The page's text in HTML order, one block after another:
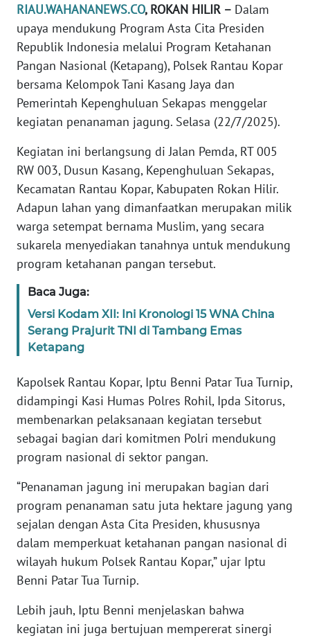
RIAU.WAHANANEWS.CO, ROKAN HILIR – Dalam
upaya mendukung Program Asta Cita Presiden
Republik Indonesia melalui Program Ketahanan
Pangan Nasional (Ketapang), Polsek Rantau Kopar
bersama Kelompok Tani Kasang Jaya dan
Pemerintah Kepenghuluan Sekapas menggelar
kegiatan penanaman jagung. Selasa (22/7/2025).
Kegiatan ini berlangsung di Jalan Pemda, RT 005
RW 003, Dusun Kasang, Kepenghuluan Sekapas,
Kecamatan Rantau Kopar, Kabupaten Rokan Hilir.
Adapun lahan yang dimanfaatkan merupakan milik
warga setempat bernama Muslim, yang secara
sukarela menyediakan tanahnya untuk mendukung
program ketahanan pangan tersebut.
Baca Juga:
Versi Kodam XII: Ini Kronologi 15 WNA China
Serang Prajurit TNI di Tambang Emas
Ketapang
Kapolsek Rantau Kopar, Iptu Benni Patar Tua Turnip,
didampingi Kasi Humas Polres Rohil, Ipda Sitorus,
membenarkan pelaksanaan kegiatan tersebut
sebagai bagian dari komitmen Polri mendukung
program nasional di sektor pangan.
“Penanaman jagung ini merupakan bagian dari
program penanaman satu juta hektare jagung yang
sejalan dengan Asta Cita Presiden, khususnya
dalam memperkuat ketahanan pangan nasional di
wilayah hukum Polsek Rantau Kopar,” ujar Iptu
Benni Patar Tua Turnip.
Lebih jauh, Iptu Benni menjelaskan bahwa
kegiatan ini juga bertujuan mempererat sinergi
MEDIA
SIBER
REDAKSI
KARIR
Wahana
News
WN
SUMUT
JAKARTA
WN
JABAR
WN
BANTEN
WN
NTT
WN
KEPRI
WN
PAPUA
PAPUA
BARAT